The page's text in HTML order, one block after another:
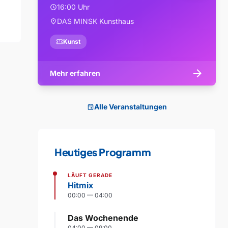
schedule16:00 Uhr
location_onDAS MINSK Kunsthaus
confirmation_numberKunst
Mehr erfahren arrow_forward
eventAlle Veranstaltungen
Heutiges Programm
LÄUFT GERADE
Hitmix
00:00 — 04:00
Das Wochenende